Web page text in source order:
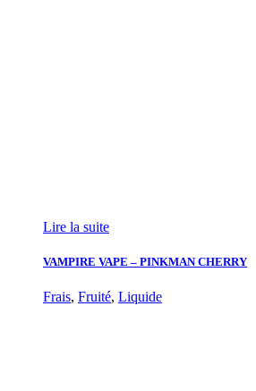
Lire la suite
VAMPIRE VAPE – PINKMAN CHERRY
Frais, Fruité, Liquide